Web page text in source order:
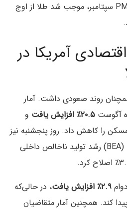
داده‌های مثبت در شاخص PMI سپتامبر، موجب شد طلا از اوج
آمریکا در
همچنان روند صعودی داشت. آمار
آگوست
و
را کاهش داد. روز پنجشنبه نیز
اداره تحلیل اقتصادی آمریکا (BEA) رشد تولید ناخالص داخلی
، در حالی‌که
کاهش پیدا کند. همچنین آمار متقاضیان